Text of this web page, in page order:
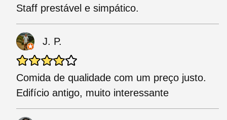
Staff prestável e simpático.
J. P.
Comida de qualidade com um preço justo.
Edifício antigo, muito interessante